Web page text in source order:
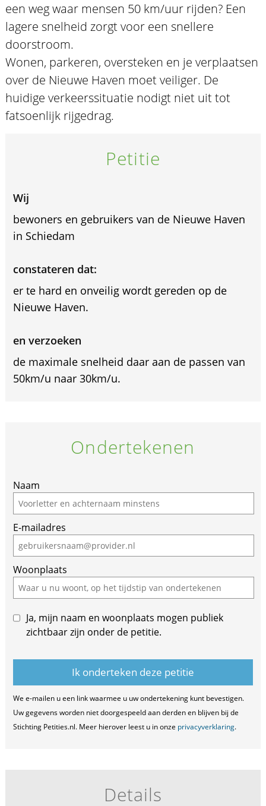
een weg waar mensen 50 km/uur rijden? Een
lagere snelheid zorgt voor een snellere
doorstroom.
Wonen, parkeren, oversteken en je verplaatsen
over de Nieuwe Haven moet veiliger. De
huidige verkeerssituatie nodigt niet uit tot
fatsoenlijk rijgedrag.
Petitie
Wij
bewoners en gebruikers van de Nieuwe Haven
in Schiedam
constateren dat:
er te hard en onveilig wordt gereden op de
Nieuwe Haven.
en verzoeken
de maximale snelheid daar aan de passen van
50km/u naar 30km/u.
Ondertekenen
If
you
are
a
human,
ignore
this
field
Naam
E-mailadres
Woonplaats
Ja, mijn naam en woonplaats mogen publiek
zichtbaar zijn onder de petitie.
We e-mailen u een link waarmee u uw ondertekening kunt bevestigen.
Uw gegevens worden niet doorgespeeld aan derden en blijven bij de
Stichting Petities.nl. Meer hierover leest u in onze privacyverklaring.
Details